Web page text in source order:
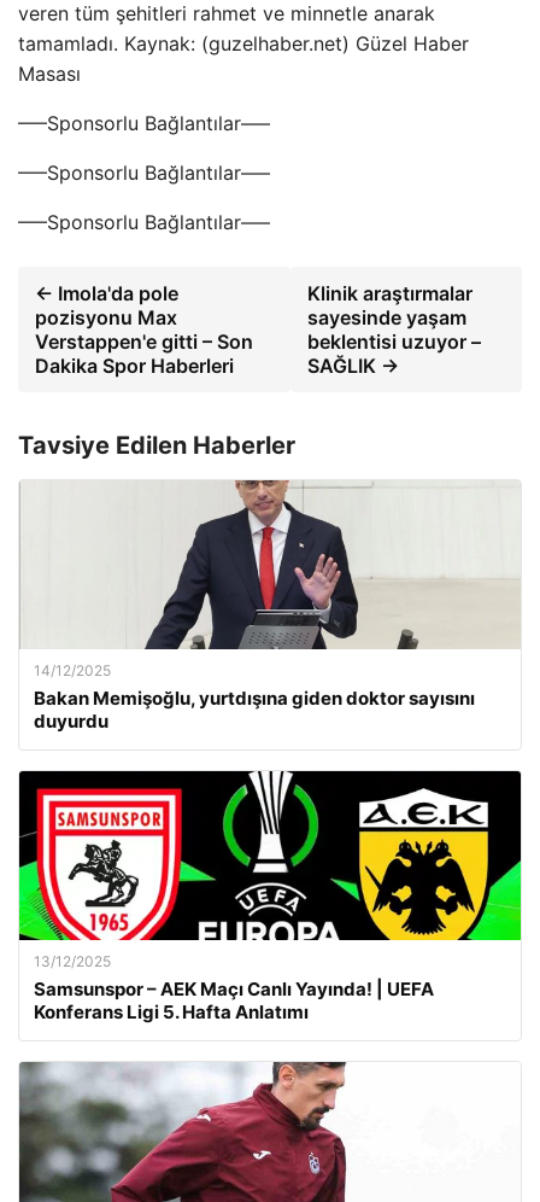
veren tüm şehitleri rahmet ve minnetle anarak
tamamladı. Kaynak: (guzelhaber.net) Güzel Haber
Masası
—–Sponsorlu Bağlantılar—–
—–Sponsorlu Bağlantılar—–
—–Sponsorlu Bağlantılar—–
← Imola'da pole
pozisyonu Max
Verstappen'e gitti – Son
Dakika Spor Haberleri
Klinik araştırmalar
sayesinde yaşam
beklentisi uzuyor –
SAĞLIK →
Tavsiye Edilen Haberler
14/12/2025
Bakan Memişoğlu, yurtdışına giden doktor sayısını
duyurdu
13/12/2025
Samsunspor – AEK Maçı Canlı Yayında! | UEFA
Konferans Ligi 5. Hafta Anlatımı